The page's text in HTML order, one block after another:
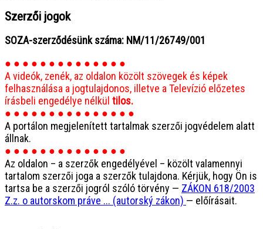
Szerzői jogok
SOZA-szerződésünk száma: NM/11/26749/001
● ● ● ● ● ● ● ● ● ● ● ● ● ●
A videók, zenék, az oldalon közölt szövegek és képek
felhasználása a jogtulajdonos, illetve a Televízió előzetes
írásbeli engedélye nélkül tilos.
● ● ● ● ● ● ● ● ● ● ● ● ● ● ●
A portálon megjelenített tartalmak szerzői jogvédelem alatt
állnak.
● ● ● ● ● ● ● ● ● ● ● ● ● ●
Az oldalon – a szerzők engedélyével – közölt valamennyi
tartalom szerzői joga a szerzők tulajdona. Kérjük, hogy Ön is
tartsa be a szerzői jogról szóló törvény — ZÁKON 618/2003
Z.z. o autorskom práve ... (autorský zákon) — előírásait.